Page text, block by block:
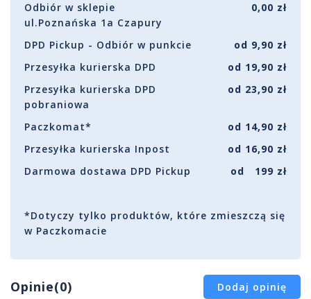
Odbiór w sklepie
ul.Poznańska 1a Czapury
0,00 zł
DPD Pickup - Odbiór w punkcie
od 9,90 zł
Przesyłka kurierska DPD
od 19,90 zł
Przesyłka kurierska DPD
pobraniowa
od 23,90 zł
Paczkomat*
od 14,90 zł
Przesyłka kurierska Inpost
od 16,90 zł
Darmowa dostawa DPD Pickup
od 199 zł
*Dotyczy tylko produktów, które zmieszczą się
w Paczkomacie
Opinie(0) Dodaj opinię